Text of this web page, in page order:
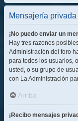
Mensajería privada
¡No puedo enviar un
Hay tres razones
Administración del foro
para todos los usuarios,
usted, o su grupo de
con La Administración
Arriba
¡Recibo mensajes